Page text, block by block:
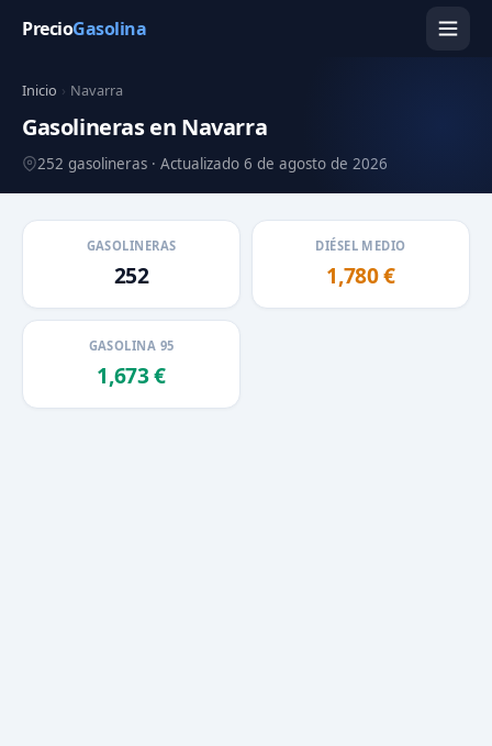
PrecioGasolina
Inicio › Navarra
Gasolineras en Navarra
252 gasolineras · Actualizado 6 de agosto de 2026
GASOLINERAS
252
DIÉSEL MEDIO
1,780 €
GASOLINA 95
1,673 €